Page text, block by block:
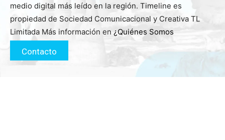
medio digital más leído en la región. Timeline es
propiedad de Sociedad Comunicacional y Creativa TL
Limitada Más información en ¿Quiénes Somos
Contacto